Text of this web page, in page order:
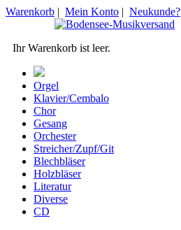
Warenkorb | Mein Konto | Neukunde?
Ihr Warenkorb ist leer.
Orgel
Klavier/Cembalo
Chor
Gesang
Orchester
Streicher/Zupf/Git
Blechbläser
Holzbläser
Literatur
Diverse
CD